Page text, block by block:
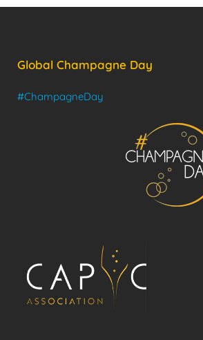
Global Champagne Day
#ChampagneDay